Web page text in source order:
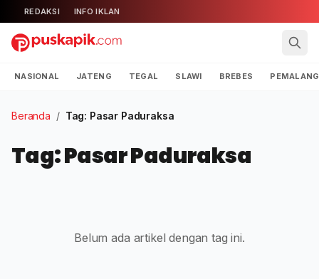
REDAKSI INFO IKLAN
NASIONAL JATENG TEGAL SLAWI BREBES PEMALANG
Beranda / Tag: Pasar Paduraksa
Tag: Pasar Paduraksa
Belum ada artikel dengan tag ini.